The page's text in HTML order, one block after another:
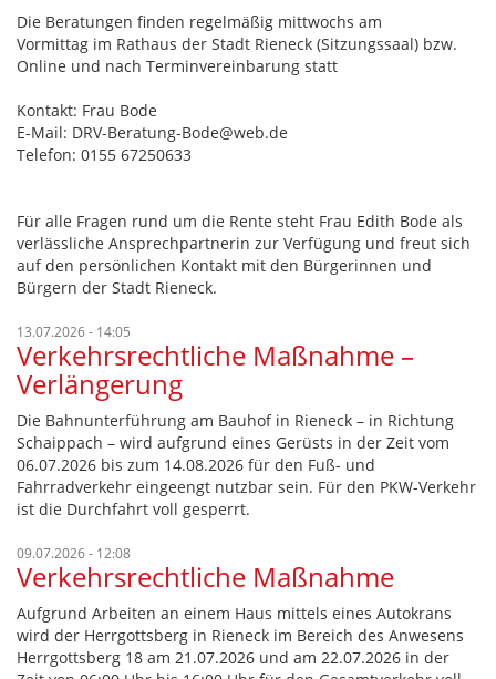
Die Beratungen finden regelmäßig mittwochs am
Vormittag im Rathaus der Stadt Rieneck (Sitzungssaal) bzw.
Online und nach Terminvereinbarung statt
Kontakt: Frau Bode
E-Mail: DRV-Beratung-Bode@web.de
Telefon: 0155 67250633
Für alle Fragen rund um die Rente steht Frau Edith Bode als
verlässliche Ansprechpartnerin zur Verfügung und freut sich
auf den persönlichen Kontakt mit den Bürgerinnen und
Bürgern der Stadt Rieneck.
13.07.2026 - 14:05
Verkehrsrechtliche Maßnahme –
Verlängerung
Die Bahnunterführung am Bauhof in Rieneck – in Richtung
Schaippach – wird aufgrund eines Gerüsts in der Zeit vom
06.07.2026 bis zum 14.08.2026 für den Fuß- und
Fahrradverkehr eingeengt nutzbar sein. Für den PKW-Verkehr
ist die Durchfahrt voll gesperrt.
09.07.2026 - 12:08
Verkehrsrechtliche Maßnahme
Aufgrund Arbeiten an einem Haus mittels eines Autokrans
wird der Herrgottsberg in Rieneck im Bereich des Anwesens
Herrgottsberg 18 am 21.07.2026 und am 22.07.2026 in der